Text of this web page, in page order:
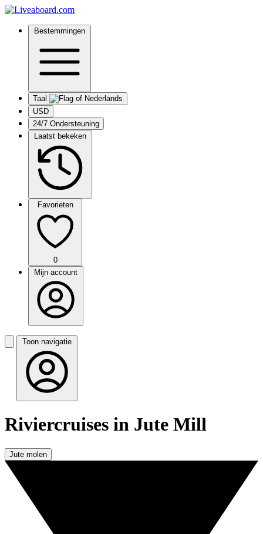
Bestemmingen
Taal
USD
24/7 Ondersteuning
Laatst bekeken
Favorieten
0
Mijn account
Toon navigatie
Riviercruises in Jute Mill
Jute molen